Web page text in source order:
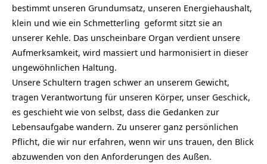
bestimmt unseren Grundumsatz, unseren Energiehaushalt,
klein und wie ein Schmetterling geformt sitzt sie an
unserer Kehle. Das unscheinbare Organ verdient unsere
Aufmerksamkeit, wird massiert und harmonisiert in dieser
ungewöhnlichen Haltung.
Unsere Schultern tragen schwer an unserem Gewicht,
tragen Verantwortung für unseren Körper, unser Geschick,
es geschieht wie von selbst, dass die Gedanken zur
Lebensaufgabe wandern. Zu unserer ganz persönlichen
Pflicht, die wir nur erfahren, wenn wir uns trauen, den Blick
abzuwenden von den Anforderungen des Außen.